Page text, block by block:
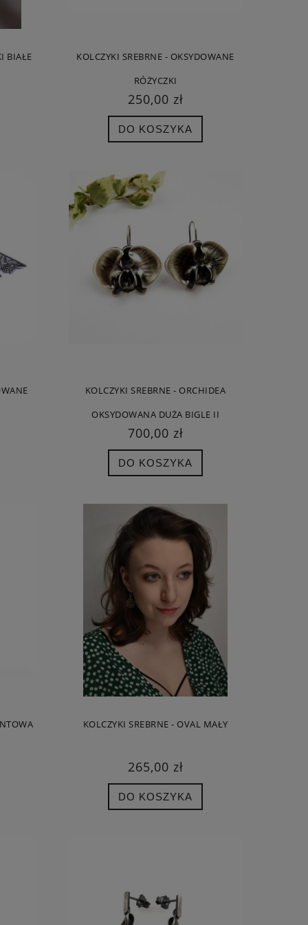
BIAŁE
KOLCZYKI SREBRNE - OKSYDOWANE
RÓŻYCZKI
250,00 zł
DO KOSZYKA
KOLCZYKI SREBRNE - ORCHIDEA
OKSYDOWANA DUŻA BIGLE II
700,00 zł
DO KOSZYKA
KOLCZYKI SREBRNE - OVAL MAŁY
265,00 zł
DO KOSZYKA